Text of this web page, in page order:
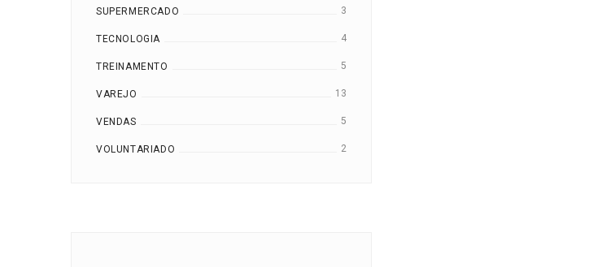
SUPERMERCADO 3
TECNOLOGIA 4
TREINAMENTO 5
VAREJO 13
VENDAS 5
VOLUNTARIADO 2